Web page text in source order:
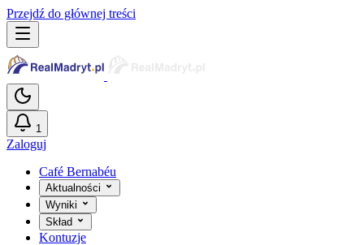
Przejdź do głównej treści
1
Zaloguj
Café Bernabéu
Aktualności
Wyniki
Skład
Kontuzje